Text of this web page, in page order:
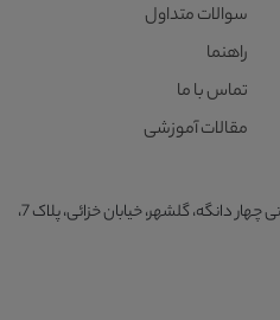
سوالات متداول
راهنما
تماس با ما
مقالات آموزشی
تهران، اتوبان آزادگان، شهرک صنعتی چهار دانگه، گلشهر، خیابان خزائی، پلاک 7،